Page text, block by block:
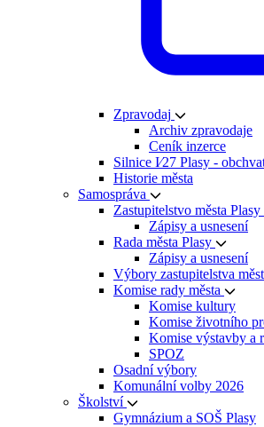
Zpravodaj
Archiv zpravodaje
Ceník inzerce
Silnice I⁄27 Plasy -
Historie města
Samospráva
Zastupitelstvo města Plasy
Zápisy a usnesení
Rada města Plasy
Zápisy a usnesení
Výbory zastupitelstva
Komise rady města
Komise kultury
Komise životního
Komise výstavby a
SPOZ
Osadní výbory
Komunální volby 2026
Školství
Gymnázium a SOŠ Plasy